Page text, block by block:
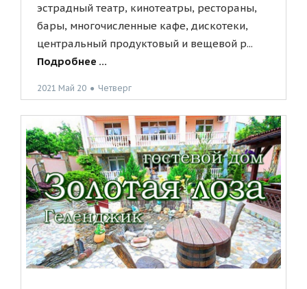
эстрадный театр, кинотеатры, рестораны,
бары, многочисленные кафе, дискотеки,
центральный продуктовый и вещевой р...
Подробнее ...
2021 Май 20 ● Четверг